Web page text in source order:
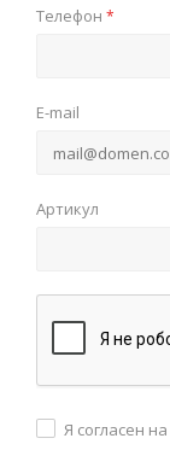
Телефон *
E-mail
Артикул
Я согласен на